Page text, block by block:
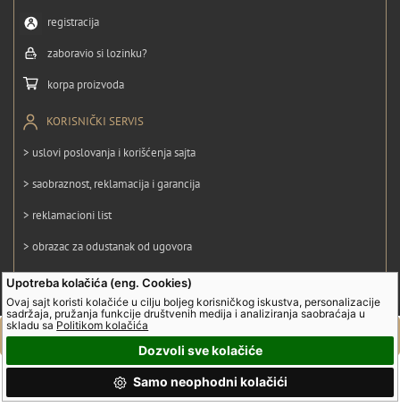
Upotreba kolačića (eng. Cookies)
Ovaj sajt koristi kolačiće u cilju boljeg korisničkog iskustva, personalizacije
sadržaja, pružanja funkcije društvenih medija i analiziranja saobraćaja u
skladu sa Politikom kolačića
Dozvoli sve kolačiće
Samo neophodni kolačići
registracija
zaboravio si lozinku?
korpa proizvoda
KORISNIČKI SERVIS
> uslovi poslovanja i korišćenja sajta
> saobraznost, reklamacija i garancija
> reklamacioni list
> obrazac za odustanak od ugovora
> politika privatnosti
> politika kolačića
© UltraGroup. Sva prava su zadržana.